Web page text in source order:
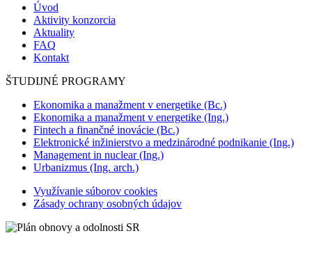
Úvod
Aktivity konzorcia
Aktuality
FAQ
Kontakt
ŠTUDIJNÉ PROGRAMY
Ekonomika a manažment v energetike (Bc.)
Ekonomika a manažment v energetike (Ing.)
Fintech a finančné inovácie (Bc.)
Elektronické inžinierstvo a medzinárodné podnikanie (Ing.)
Management in nuclear (Ing.)
Urbanizmus (Ing. arch.)
Využívanie súborov cookies
Zásady ochrany osobných údajov